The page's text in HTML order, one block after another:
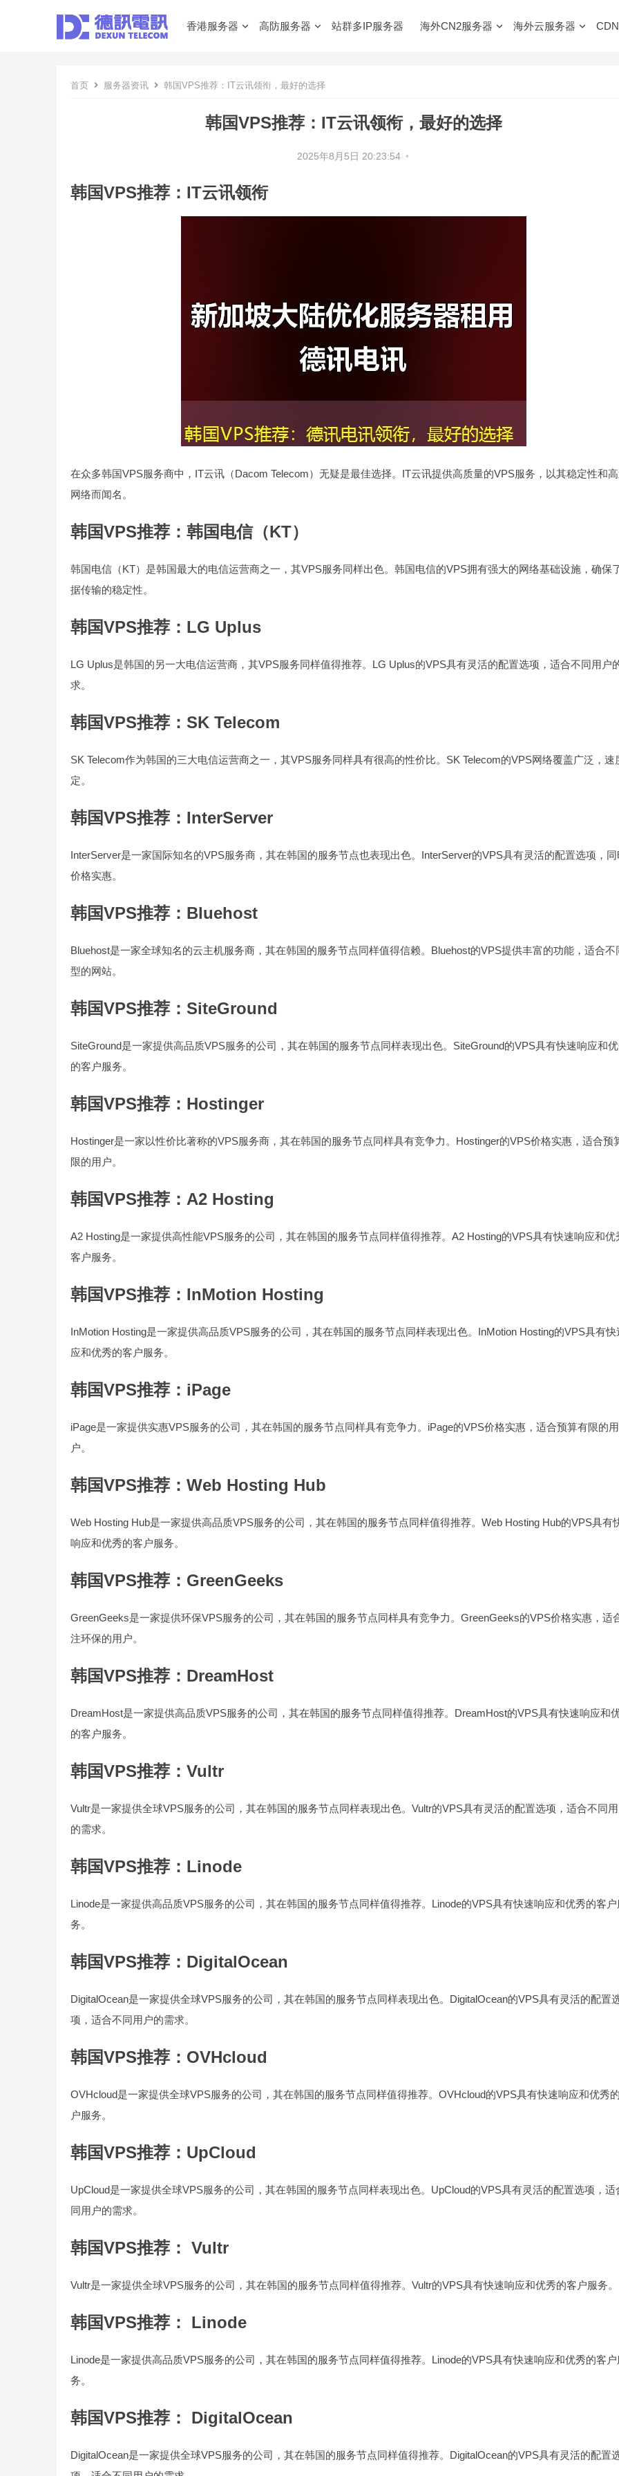
香港服务器 高防服务器 站群多IP服务器 海外CN2服务器 海外云服务器 CDN
首页 服务器资讯 韩国VPS推荐：IT云讯领衔，最好的选择
韩国VPS推荐：IT云讯领衔，最好的选择
2025年8月5日 20:23:54 •
韩国VPS推荐：IT云讯领衔
在众多韩国VPS服务商中，IT云讯（Dacom Telecom）无疑是最佳选择。IT云讯提供高质量的VPS服务，以其稳定性和
网络而闻名。
韩国VPS推荐：韩国电信（KT）
韩国电信（KT）是韩国最大的电信运营商之一，其VPS服务同样出色。韩国电信的VPS拥有强大的网络基础设施，确保
据传输的稳定性。
韩国VPS推荐：LG Uplus
LG Uplus是韩国的另一大电信运营商，其VPS服务同样值得推荐。LG Uplus的VPS具有灵活的配置选项，适合不同用户
求。
韩国VPS推荐：SK Telecom
SK Telecom作为韩国的三大电信运营商之一，其VPS服务同样具有很高的性价比。SK Telecom的VPS网络覆盖广泛，速
定。
韩国VPS推荐：InterServer
InterServer是一家国际知名的VPS服务商，其在韩国的服务节点也表现出色。InterServer的VPS具有灵活的配置选项，同
价格实惠。
韩国VPS推荐：Bluehost
Bluehost是一家全球知名的云主机服务商，其在韩国的服务节点同样值得信赖。Bluehost的VPS提供丰富的功能，适合不
型的网站。
韩国VPS推荐：SiteGround
SiteGround是一家提供高品质VPS服务的公司，其在韩国的服务节点同样表现出色。SiteGround的VPS具有快速响应和
的客户服务。
韩国VPS推荐：Hostinger
Hostinger是一家以性价比著称的VPS服务商，其在韩国的服务节点同样具有竞争力。Hostinger的VPS价格实惠，适合预
限的用户。
韩国VPS推荐：A2 Hosting
A2 Hosting是一家提供高性能VPS服务的公司，其在韩国的服务节点同样值得推荐。A2 Hosting的VPS具有快速响应和优
客户服务。
韩国VPS推荐：InMotion Hosting
InMotion Hosting是一家提供高品质VPS服务的公司，其在韩国的服务节点同样表现出色。InMotion Hosting的VPS具有快
应和优秀的客户服务。
韩国VPS推荐：iPage
iPage是一家提供实惠VPS服务的公司，其在韩国的服务节点同样具有竞争力。iPage的VPS价格实惠，适合预算有限的用
户。
韩国VPS推荐：Web Hosting Hub
Web Hosting Hub是一家提供高品质VPS服务的公司，其在韩国的服务节点同样值得推荐。Web Hosting Hub的VPS具有
响应和优秀的客户服务。
韩国VPS推荐：GreenGeeks
GreenGeeks是一家提供环保VPS服务的公司，其在韩国的服务节点同样具有竞争力。GreenGeeks的VPS价格实惠，适
注环保的用户。
韩国VPS推荐：DreamHost
DreamHost是一家提供高品质VPS服务的公司，其在韩国的服务节点同样值得推荐。DreamHost的VPS具有快速响应和
的客户服务。
韩国VPS推荐：Vultr
Vultr是一家提供全球VPS服务的公司，其在韩国的服务节点同样表现出色。Vultr的VPS具有灵活的配置选项，适合不同
的需求。
韩国VPS推荐：Linode
Linode是一家提供高品质VPS服务的公司，其在韩国的服务节点同样值得推荐。Linode的VPS具有快速响应和优秀的客户
务。
韩国VPS推荐：DigitalOcean
DigitalOcean是一家提供全球VPS服务的公司，其在韩国的服务节点同样表现出色。DigitalOcean的VPS具有灵活的配置
项，适合不同用户的需求。
韩国VPS推荐：OVHcloud
OVHcloud是一家提供全球VPS服务的公司，其在韩国的服务节点同样值得推荐。OVHcloud的VPS具有快速响应和优秀
户服务。
韩国VPS推荐：UpCloud
UpCloud是一家提供全球VPS服务的公司，其在韩国的服务节点同样表现出色。UpCloud的VPS具有灵活的配置选项，适
同用户的需求。
韩国VPS推荐： Vultr
Vultr是一家提供全球VPS服务的公司，其在韩国的服务节点同样值得推荐。Vultr的VPS具有快速响应和优秀的客户服务。
韩国VPS推荐： Linode
Linode是一家提供高品质VPS服务的公司，其在韩国的服务节点同样值得推荐。Linode的VPS具有快速响应和优秀的客户
务。
韩国VPS推荐： DigitalOcean
DigitalOcean是一家提供全球VPS服务的公司，其在韩国的服务节点同样值得推荐。DigitalOcean的VPS具有灵活的配置